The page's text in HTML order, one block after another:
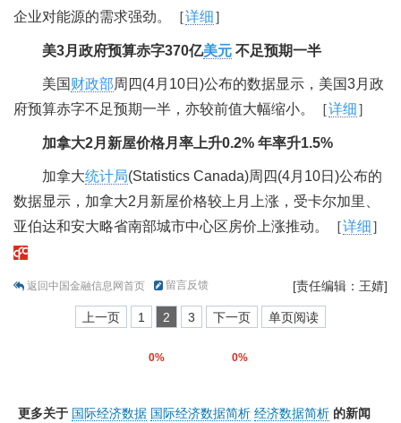
企业对能源的需求强劲。［详细］
美3月政府预算赤字370亿美元 不足预期一半
美国 财政部周四(4月10日)公布的数据显示，美国3月政
府预算赤字不足预期一半，亦较前值大幅缩小。［详细］
加拿大2月新屋价格月率上升0.2% 年率升1.5%
加拿大统计局(Statistics Canada)周四(4月10日)公布的
数据显示，加拿大2月新屋价格较上月上涨，受卡尔加里、
亚伯达和安大略省南部城市中心区房价上涨推动。［详细］
返回中国金融信息网首页 留言反馈 [责任编辑：王婧]
上一页 1 2 3 下一页 单页阅读
0% 0%
更多关于 国际经济数据 国际经济数据简析 经济数据简析 的新闻